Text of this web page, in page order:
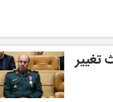
تغییر